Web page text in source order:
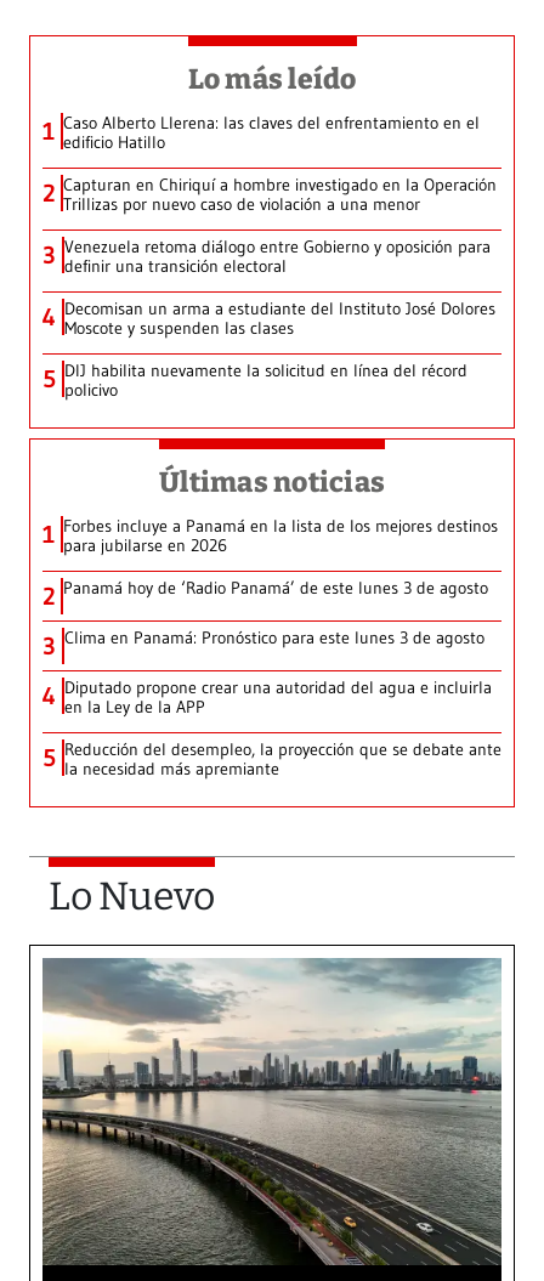
Lo más leído
1 Caso Alberto Llerena: las claves del enfrentamiento en el
edificio Hatillo
2 Capturan en Chiriquí a hombre investigado en la Operación
Trillizas por nuevo caso de violación a una menor
3 Venezuela retoma diálogo entre Gobierno y oposición para
definir una transición electoral
4 Decomisan un arma a estudiante del Instituto José Dolores
Moscote y suspenden las clases
5 DIJ habilita nuevamente la solicitud en línea del récord
policivo
Últimas noticias
1 Forbes incluye a Panamá en la lista de los mejores destinos
para jubilarse en 2026
2 Panamá hoy de ‘Radio Panamá’ de este lunes 3 de agosto
3 Clima en Panamá: Pronóstico para este lunes 3 de agosto
4 Diputado propone crear una autoridad del agua e incluirla
en la Ley de la APP
5 Reducción del desempleo, la proyección que se debate ante
la necesidad más apremiante
Lo Nuevo